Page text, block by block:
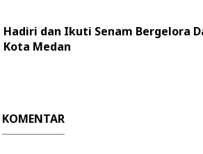
Hadiri dan Ikuti Senam Bergelora
Kota Medan
KOMENTAR